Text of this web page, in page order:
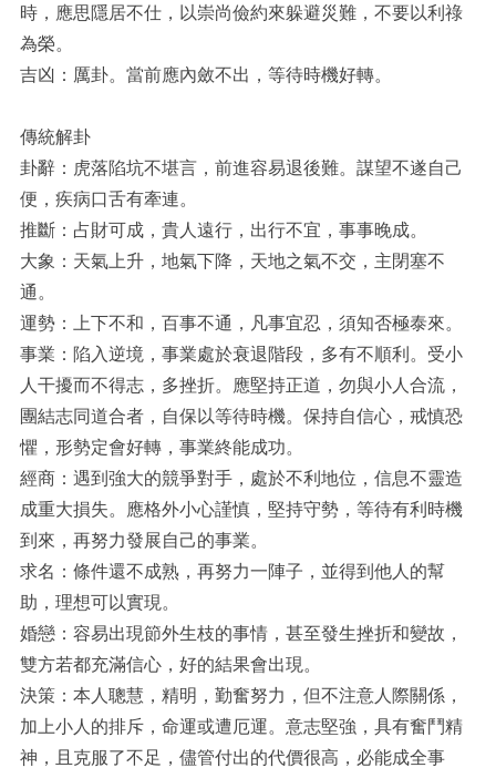
時，應思隱居不仕，以崇尚儉約來躲避災難，不要以利祿
為榮。
吉凶：厲卦。當前應內斂不出，等待時機好轉。
傳統解卦
卦辭：虎落陷坑不堪言，前進容易退後難。謀望不遂自己
便，疾病口舌有牽連。
推斷：占財可成，貴人遠行，出行不宜，事事晚成。
大象：天氣上升，地氣下降，天地之氣不交，主閉塞不
通。
運勢：上下不和，百事不通，凡事宜忍，須知否極泰來。
事業：陷入逆境，事業處於衰退階段，多有不順利。受小
人干擾而不得志，多挫折。應堅持正道，勿與小人合流，
團結志同道合者，自保以等待時機。保持自信心，戒慎恐
懼，形勢定會好轉，事業終能成功。
經商：遇到強大的競爭對手，處於不利地位，信息不靈造
成重大損失。應格外小心謹慎，堅持守勢，等待有利時機
到來，再努力發展自己的事業。
求名：條件還不成熟，再努力一陣子，並得到他人的幫
助，理想可以實現。
婚戀：容易出現節外生枝的事情，甚至發生挫折和變故，
雙方若都充滿信心，好的結果會出現。
決策：本人聰慧，精明，勤奮努力，但不注意人際關係，
加上小人的排斥，命運或遭厄運。意志堅強，具有奮鬥精
神，且克服了不足，儘管付出的代價很高，必能成全事